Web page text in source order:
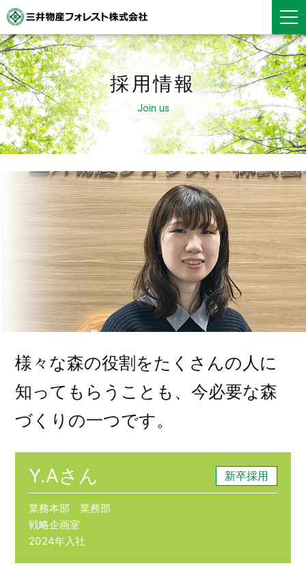
採用情報
Join us
様々な森の役割をたくさんの人に
知ってもらうことも、今必要な森
づくりの一つです。
Y.Aさん 新卒採用
業務本部 業務部
戦略企画室
2024年入社